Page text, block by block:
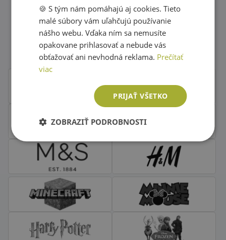
Obľúbené značky second hand
oblečenia
ENGLISH
🍪 S tým nám pomáhajú aj cookies. Tieto
malé súbory vám uľahčujú používanie
nášho webu. Vďaka ním sa nemusíte
opakovane prihlasovať a nebude vás
obťažovať ani nevhodná reklama. Prečítať
viac
PRIJAŤ VŠETKO
ZOBRAZIŤ PODROBNOSTI